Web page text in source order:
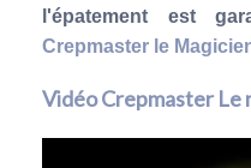
l'épatement est
Crepmaster le
Vidéo Crepmaster Le